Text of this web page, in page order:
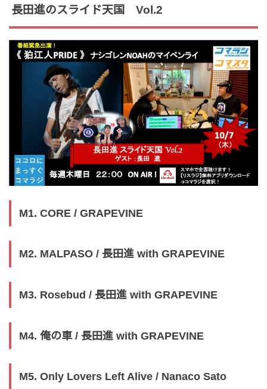
長田進のスライド天国 Vol.2
M1. CORE / GRAPEVINE
M2. MALPASO / 長田進 with GRAPEVINE
M3. Rosebud / 長田進 with GRAPEVINE
M4. 俺の車 / 長田進 with GRAPEVINE
M5. Only Lovers Left Alive / Nanaco Sato